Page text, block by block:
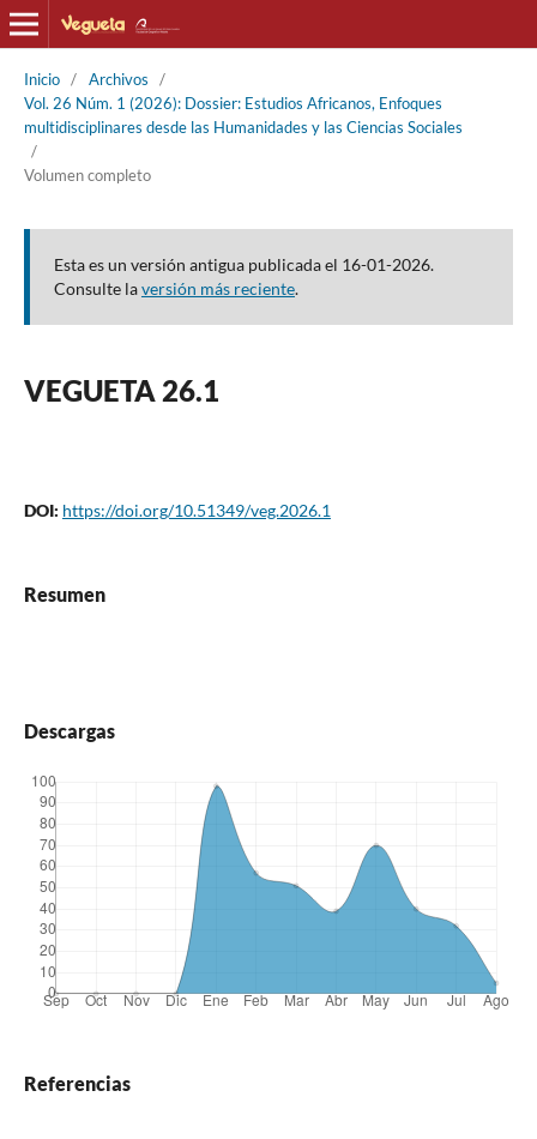
Inicio / Archivos
/
Vol. 26 Núm. 1 (2026): Dossier: Estudios Africanos, Enfoques
multidisciplinares desde las Humanidades y las Ciencias Sociales
/
Volumen completo
Esta es un versión antigua publicada el 16-01-2026.
Consulte laversión más reciente.
VEGUETA 26.1
DOI: https://doi.org/10.51349/veg.2026.1
Resumen
Descargas
Referencias